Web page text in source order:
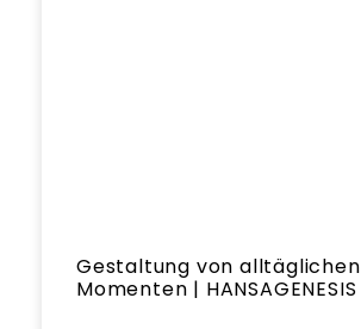
Gestaltung von alltäglichen
Momenten | HANSAGENESIS